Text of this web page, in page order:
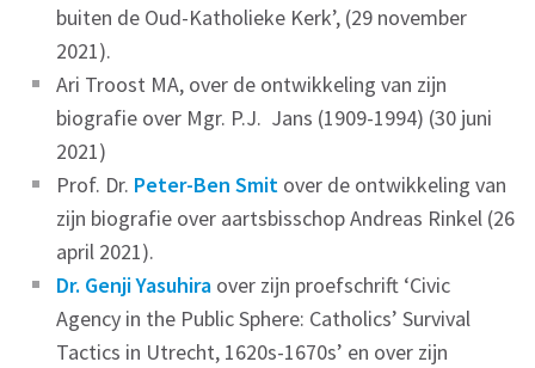
buiten de Oud-Katholieke Kerk’, (29 november
2021).
Ari Troost MA, over de ontwikkeling van zijn
biografie over Mgr. P.J. Jans (1909-1994) (30 juni
2021)
Prof. Dr. Peter-Ben Smit over de ontwikkeling van
zijn biografie over aartsbisschop Andreas Rinkel (26
april 2021).
Dr. Genji Yasuhira over zijn proefschrift ‘Civic
Agency in the Public Sphere: Catholics’ Survival
Tactics in Utrecht, 1620s-1670s’ en over zijn